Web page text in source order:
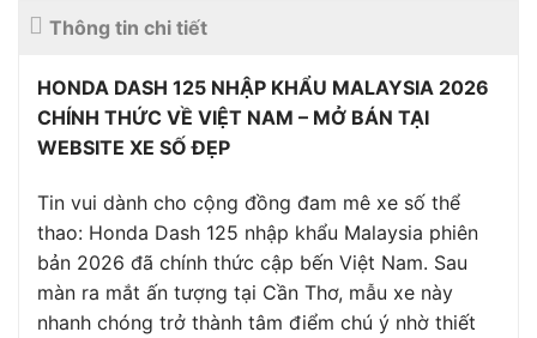
Thông tin chi tiết
HONDA DASH 125 NHẬP KHẨU MALAYSIA 2026
CHÍNH THỨC VỀ VIỆT NAM – MỞ BÁN TẠI
WEBSITE XE SỐ ĐẸP
Tin vui dành cho cộng đồng đam mê xe số thể
thao: Honda Dash 125 nhập khẩu Malaysia phiên
bản 2026 đã chính thức cập bến Việt Nam. Sau
màn ra mắt ấn tượng tại Cần Thơ, mẫu xe này
nhanh chóng trở thành tâm điểm chú ý nhờ thiết